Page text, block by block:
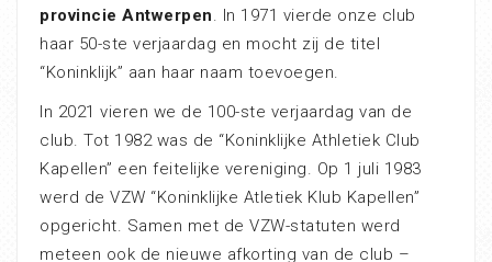
provincie Antwerpen. In 1971 vierde onze club
haar 50-ste verjaardag en mocht zij de titel
“Koninklijk” aan haar naam toevoegen.
In 2021 vieren we de 100-ste verjaardag van de
club. Tot 1982 was de “Koninklijke Athletiek Club
Kapellen” een feitelijke vereniging. Op 1 juli 1983
werd de VZW “Koninklijke Atletiek Klub Kapellen”
opgericht. Samen met de VZW-statuten werd
meteen ook de nieuwe afkorting van de club –